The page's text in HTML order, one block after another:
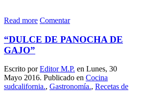
Read more Comentar
“DULCE DE PANOCHA DE
GAJO”
Escrito porEditor M.P. en Lunes, 30
Mayo 2016. Publicado en Cocina
sudcalifornia., Gastronomía., Recetas de